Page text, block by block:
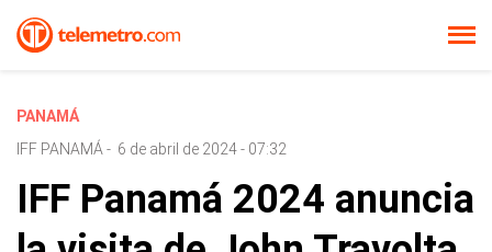
PANAMÁ
IFF PANAMÁ - 6 de abril de 2024 - 07:32
IFF Panamá 2024 anuncia